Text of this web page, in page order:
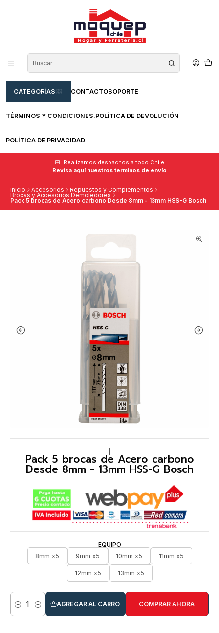
CATEGORÍAS CONTACTOSOPORTE
TÉRMINOS Y CONDICIONES.POLÍTICA DE DEVOLUCIÓN
POLÍTICA DE PRIVACIDAD
Realizamos despachos a todo Chile
Revisa aquí nuestros terminos de envío
Inicio Accesorios Repuestos y Complementos
Brocas y Accesorios Demoledores
Pack 5 brocas de Acero carbono Desde 8mm - 13mm HSS-G Bosch
Pack 5 brocas de Acero carbono
Desde 8mm - 13mm HSS-G Bosch
EQUIPO
8mm x5
9mm x5 10mm x5 11mm x5
12mm x5 13mm x5
Cantidad
AGREGAR AL CARRO COMPRAR AHORA